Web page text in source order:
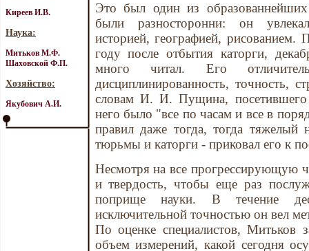
Киреев И.В.
Наука:
Митьков М.Ф.
Шаховской Ф.П.
Хозяйство:
Якубович А.И.
Это был один из
были разносторонни: он
историей, географией,
году после отбытия каторги,
много читал. Его
дисциплинированность, точность,
словам И. И. Пущина,
него было "все по часам и все в
правил даже тогда, тогда тяжелый
тюрьмы и каторги - приковал его к
Несмотря на все прогрессирующую
и твердость, чтобы еще раз
поприще науки. В течение
исключительной точностью он вел
По оценке специалистов, Митьков
объем измерений, какой сегодня